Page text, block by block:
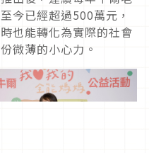
今已經超過500萬元，
也能轉化為實際的社會
微薄的小心力。